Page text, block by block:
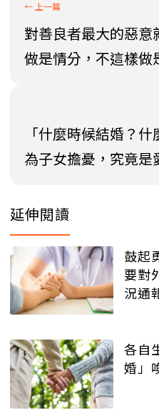
對善良者最大的惡
做是情分，不這樣做
「什麼時候結婚？
為子女擔憂，究竟是
延伸閱讀
鼓起
要對
況通
各自
婚」